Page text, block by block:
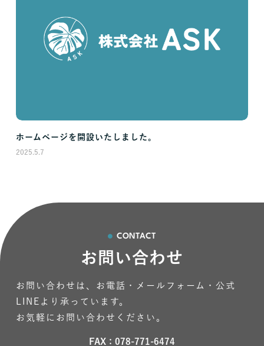
ホームページを開設いたしました。
2025.5.7
CONTACT
お問い合わせ
お問い合わせは、お電話・メールフォーム・公式
LINEより承っています。
お気軽にお問い合わせください。
FAX：078-771-6474